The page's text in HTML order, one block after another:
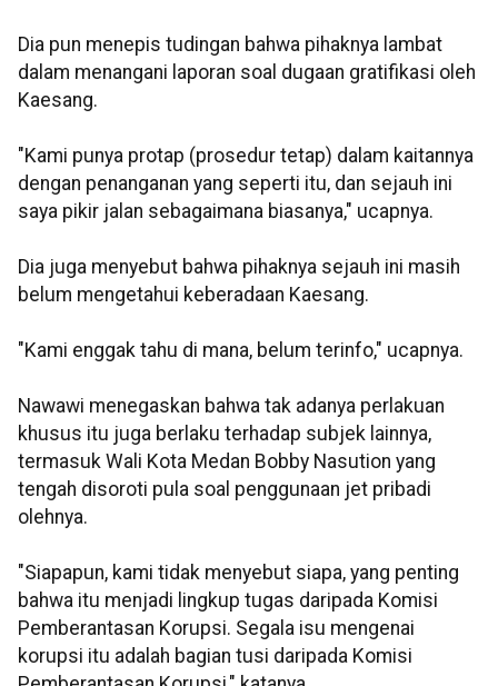
Dia pun menepis tudingan bahwa pihaknya lambat
dalam menangani laporan soal dugaan gratifikasi oleh
Kaesang.
"Kami punya protap (prosedur tetap) dalam kaitannya
dengan penanganan yang seperti itu, dan sejauh ini
saya pikir jalan sebagaimana biasanya," ucapnya.
Dia juga menyebut bahwa pihaknya sejauh ini masih
belum mengetahui keberadaan Kaesang.
"Kami enggak tahu di mana, belum terinfo," ucapnya.
Nawawi menegaskan bahwa tak adanya perlakuan
khusus itu juga berlaku terhadap subjek lainnya,
termasuk Wali Kota Medan Bobby Nasution yang
tengah disoroti pula soal penggunaan jet pribadi
olehnya.
"Siapapun, kami tidak menyebut siapa, yang penting
bahwa itu menjadi lingkup tugas daripada Komisi
Pemberantasan Korupsi. Segala isu mengenai
korupsi itu adalah bagian tusi daripada Komisi